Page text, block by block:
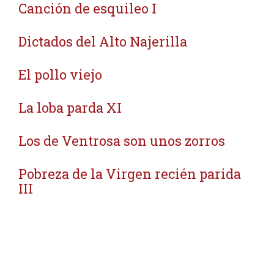
Canción de esquileo I
Dictados del Alto Najerilla
El pollo viejo
La loba parda XI
Los de Ventrosa son unos zorros
Pobreza de la Virgen recién parida
III